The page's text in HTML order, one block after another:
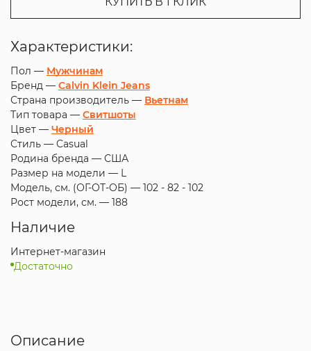
Характеристики:
Пол — Мужчинам
Бренд — Calvin Klein Jeans
Страна производитель — Вьетнам
Тип товара — Свитшоты
Цвет — Черный
Стиль — Casual
Родина бренда — США
Размер на модели — L
Модель, см. (ОГ-ОТ-ОБ) — 102 - 82 - 102
Рост модели, см. — 188
Наличие
Интернет-магазин
Достаточно
Описание